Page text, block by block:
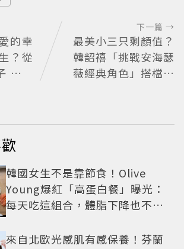
的幸
？從
星
仰美
下一篇 →
最美小三只剩顏值？
韓韶禧「挑戰安海瑟
薇經典角色」搭檔影
韓國女生不是靠節食！Olive
Young爆紅「高蛋白餐」曝光：
每天吃這組合，體脂下降也不怕
來自北歐光感肌有感保養！芬蘭